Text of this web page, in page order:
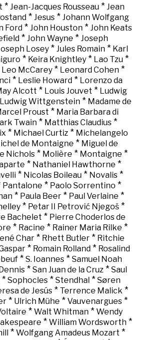
* Jean-Jacques Rousseau * Jean
* Jesus * Johann Wolfgang
Ford * John Houston * John Keats
* John Wayne * Joseph
Losey* Jules Romain* Karl
* Keira Knightley* Lao Tzu*
Leo McCarey* Leonard Cohen*
* Leslie Howard * Lorenzo da
Alcott * Louis Jouvet * Ludwig
Ludwig Wittgenstein * Madame de
Proust * Maria Barbara di
Twain* Matthias Claudius*
* Michael Curtiz * Michelangelo
de Montaigne * Miguel de
Nichols * Molière * Montaigne *
* Nathaniel Hawthorne *
* Nicolas Boileau * Novalis *
Pantalone * Paolo Sorrentino *
* Paula Beer * Paul Verlaine *
* Petar II Petrović Njegoš *
Bachelet * Pierre Choderlos de
* Racine * Rainer Maria Rilke *
Char* Rhett Butler* Ritchie
* Romain Rolland* Rosalind
* S. Ioannes* Samuel Noah
* San Juan de la Cruz * Saul
* Sophocles * Stendhal * Søren
de Jesús* Terrence Malick *
* Ulrich Mühe * Vauvenargues *
* Walt Whitman* Wendy
* William Wordsworth *
* Wolfgang Amadeus Mozart *